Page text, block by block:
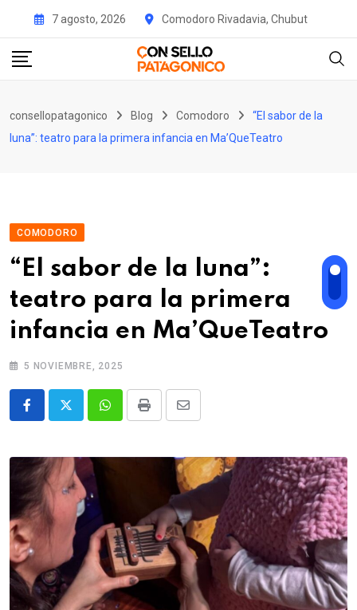
content
7 agosto, 2026 Comodoro Rivadavia, Chubut
consellopatagonico Blog Comodoro
“El sabor de la
luna”: teatro para la primera infancia en Ma’QueTeatro
COMODORO
“El sabor de la luna”:
teatro para la primera
infancia en Ma’QueTeatro
5 NOVIEMBRE, 2025
WhatsappPrint
Share
Email